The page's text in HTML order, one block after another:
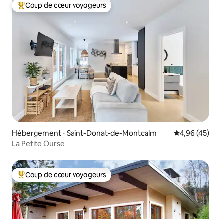
Coups de cœur voyageurs les plus appréciés
Coup de cœur voyageurs
Hébergement ⋅ Saint-Donat-de-Montcalm Évaluation
4,96 (45)
La Petite Ourse
Coups de cœur voyageurs les plus appréciés
Coup de cœur voyageurs